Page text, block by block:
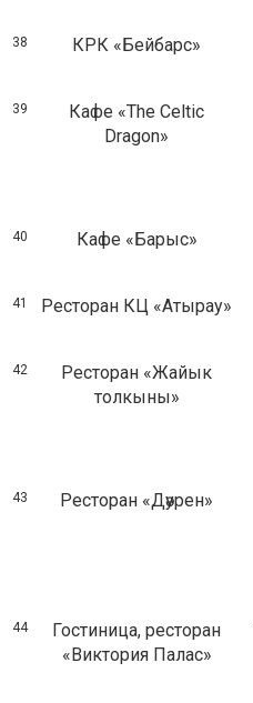
38 КРК «Бейбарс»
39
Кафе «The Celtic
Dragon»
40 Кафе «Барыс»
41 Ресторан КЦ «Атырау»
42
Ресторан «Жайык
толкыны»
43 Ресторан «Дәурен»
44
Гостиница, ресторан
«Виктория Палас»